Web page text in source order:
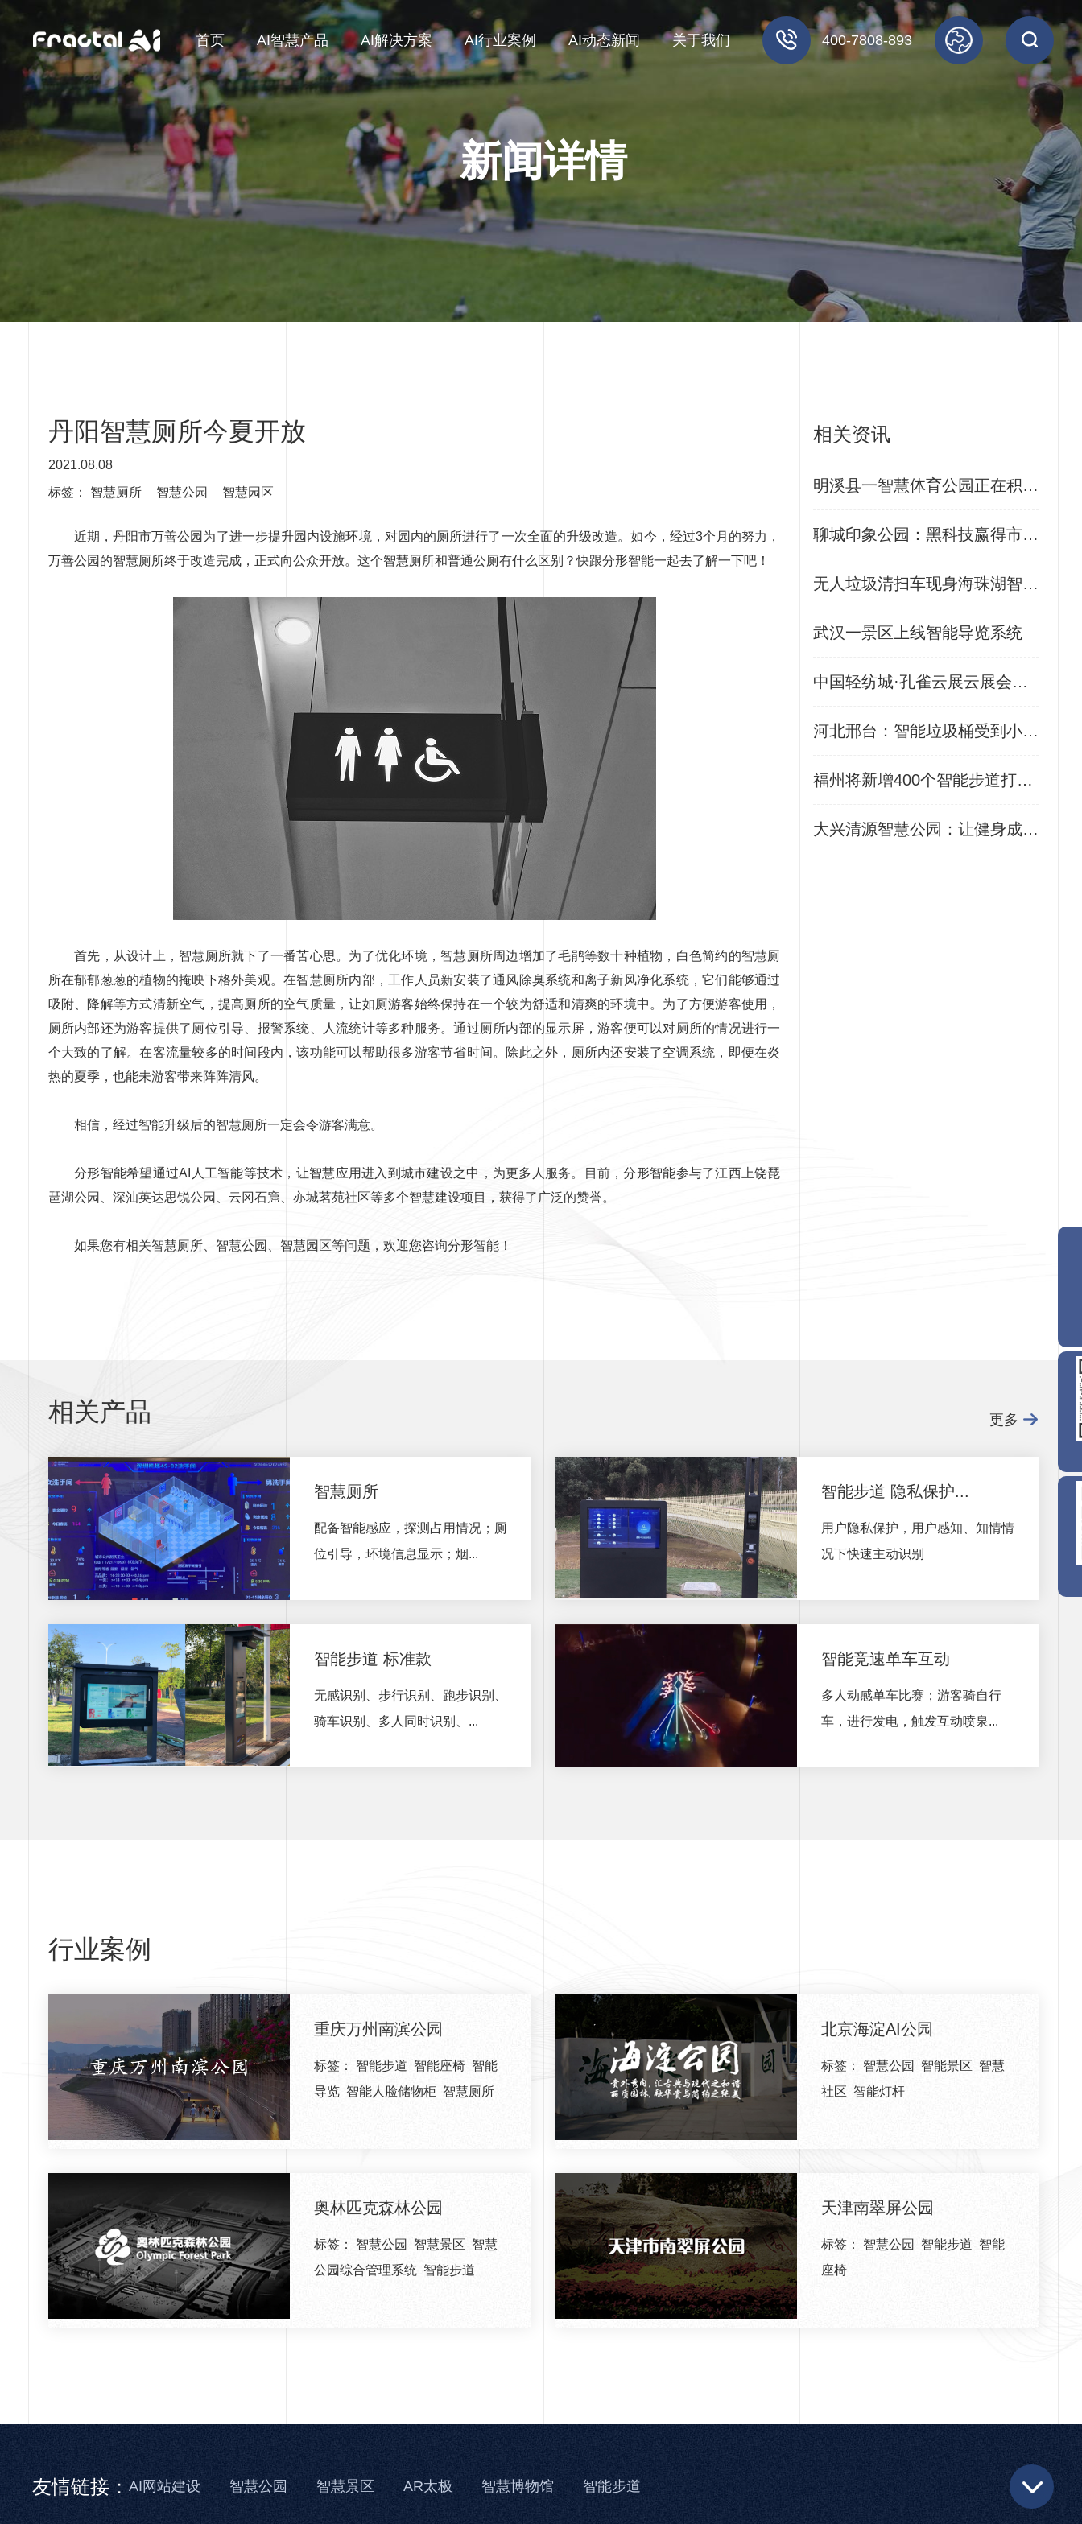
首页 AI智慧产品 AI解决方案 AI行业案例 AI动态新闻 关于我们 400-7808-893
新闻详情
丹阳智慧厕所今夏开放
2021.08.08
标签： 智慧厕所 智慧公园 智慧园区
近期，丹阳市万善公园为了进一步提升园内设施环境，对园内的厕所进行了一次全面的升级改造。如今，经过3个月的努力，
万善公园的智慧厕所终于改造完成，正式向公众开放。这个智慧厕所和普通公厕有什么区别？快跟分形智能一起去了解一下吧！
首先，从设计上，智慧厕所就下了一番苦心思。为了优化环境，智慧厕所周边增加了毛鹃等数十种植物，白色简约的智慧厕
所在郁郁葱葱的植物的掩映下格外美观。在智慧厕所内部，工作人员新安装了通风除臭系统和离子新风净化系统，它们能够通过
吸附、降解等方式清新空气，提高厕所的空气质量，让如厕游客始终保持在一个较为舒适和清爽的环境中。为了方便游客使用，
厕所内部还为游客提供了厕位引导、报警系统、人流统计等多种服务。通过厕所内部的显示屏，游客便可以对厕所的情况进行一
个大致的了解。在客流量较多的时间段内，该功能可以帮助很多游客节省时间。除此之外，厕所内还安装了空调系统，即便在炎
热的夏季，也能未游客带来阵阵清风。
相信，经过智能升级后的智慧厕所一定会令游客满意。
分形智能希望通过AI人工智能等技术，让智慧应用进入到城市建设之中，为更多人服务。目前，分形智能参与了江西上饶琵
琶湖公园、深汕英达思锐公园、云冈石窟、亦城茗苑社区等多个智慧建设项目，获得了广泛的赞誉。
如果您有相关智慧厕所、智慧公园、智慧园区等问题，欢迎您咨询分形智能！
相关资讯
明溪县一智慧体育公园正在积极建设中
聊城印象公园：黑科技赢得市民的爱
无人垃圾清扫车现身海珠湖智慧公园
武汉一景区上线智能导览系统
中国轻纺城·孔雀云展云展会启幕！
河北邢台：智能垃圾桶受到小区居民欢迎
福州将新增400个智能步道打卡桩
大兴清源智慧公园：让健身成为一种习惯
相关产品 更多
智慧厕所
配备智能感应，探测占用情况；厕
位引导，环境信息显示；烟...
智能步道 隐私保护...
用户隐私保护，用户感知、知情情
况下快速主动识别
智能步道 标准款
无感识别、步行识别、跑步识别、
骑车识别、多人同时识别、...
智能竞速单车互动
多人动感单车比赛；游客骑自行
车，进行发电，触发互动喷泉...
行业案例
重庆万州南滨公园
标签： 智能步道 智能座椅 智能
导览 智能人脸储物柜 智慧厕所
北京海淀AI公园
标签： 智慧公园 智能景区 智慧
社区 智能灯杆
奥林匹克森林公园
标签： 智慧公园 智慧景区 智慧
公园综合管理系统 智能步道
天津南翠屏公园
标签： 智慧公园 智能步道 智能
座椅
友情链接： AI网站建设 智慧公园 智慧景区 AR太极 智慧博物馆 智能步道